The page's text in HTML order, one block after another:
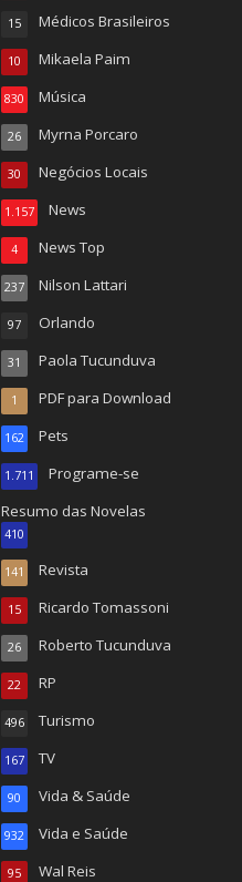
Médicos Brasileiros
15
Mikaela Paim
10
Música
830
Myrna Porcaro
26
Negócios Locais
30
News
1.157
News Top
4
Nilson Lattari
237
Orlando
97
Paola Tucunduva
31
PDF para Download
1
Pets
162
Programe-se
1.711
Resumo das Novelas
410
Revista
141
Ricardo Tomassoni
15
Roberto Tucunduva
26
RP
22
Turismo
496
TV
167
Vida & Saúde
90
Vida e Saúde
932
Wal Reis
95